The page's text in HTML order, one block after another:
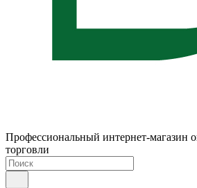
Профессиональный интернет-магазин
торговли